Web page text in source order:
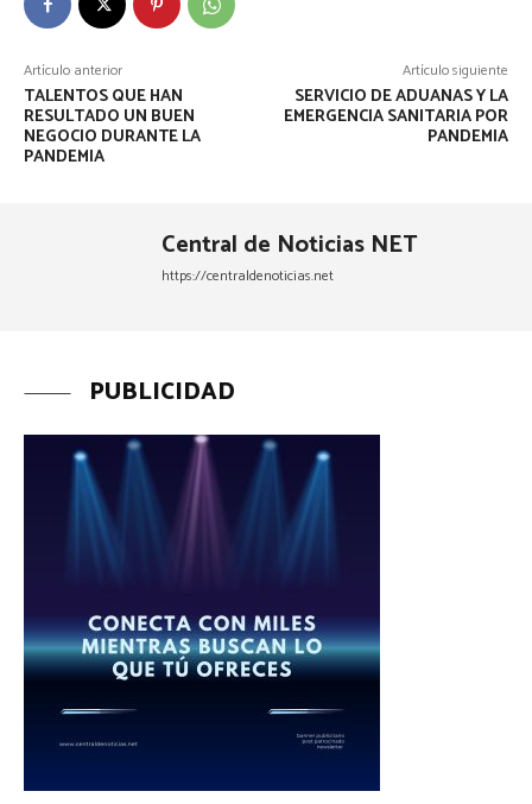
Artículo anterior
TALENTOS QUE HAN
RESULTADO UN BUEN
NEGOCIO DURANTE LA
PANDEMIA
Artículo siguiente
SERVICIO DE ADUANAS Y LA
EMERGENCIA SANITARIA POR
PANDEMIA
Central de Noticias NET
https://centraldenoticias.net
PUBLICIDAD